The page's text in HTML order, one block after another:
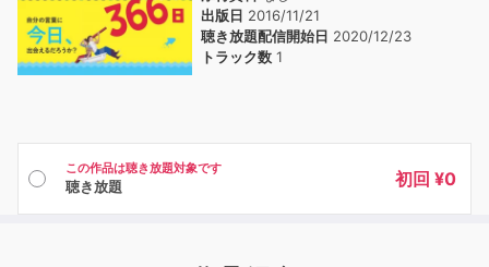
出版日 2016/11/21
聴き放題配信開始日 2020/12/23
トラック数 1
この作品は聴き放題対象です
聴き放題 初回 ¥0